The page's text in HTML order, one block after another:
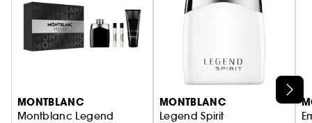
MONTBLANC
Montblanc Legend
MONTBLANC
Legend Spirit